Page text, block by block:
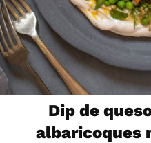
Dip de
albaricoques